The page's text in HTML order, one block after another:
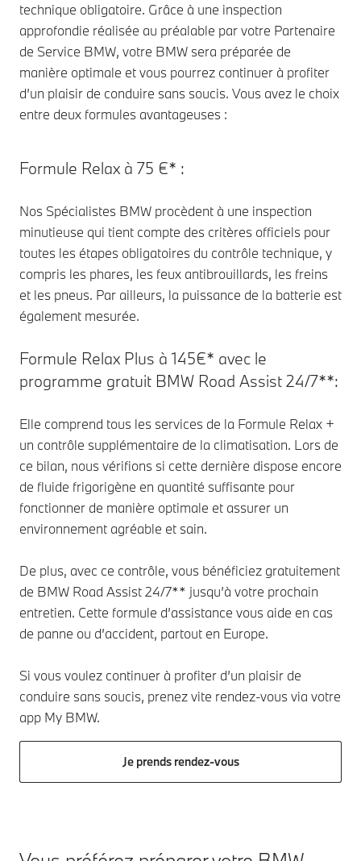
technique obligatoire. Grâce à une inspection
approfondie réalisée au préalable par votre Partenaire
de Service BMW, votre BMW sera préparée de
manière optimale et vous pourrez continuer à profiter
d’un plaisir de conduire sans soucis. Vous avez le choix
entre deux formules avantageuses :
Formule Relax à 75 €* :
Nos Spécialistes BMW procèdent à une inspection
minutieuse qui tient compte des critères officiels pour
toutes les étapes obligatoires du contrôle technique, y
compris les phares, les feux antibrouillards, les freins
et les pneus. Par ailleurs, la puissance de la batterie est
également mesurée.
Formule Relax Plus à 145€* avec le
programme gratuit BMW Road Assist 24/7**:
Elle comprend tous les services de la Formule Relax +
un contrôle supplémentaire de la climatisation. Lors de
ce bilan, nous vérifions si cette dernière dispose encore
de fluide frigorigène en quantité suffisante pour
fonctionner de manière optimale et assurer un
environnement agréable et sain.
De plus, avec ce contrôle, vous bénéficiez gratuitement
de BMW Road Assist 24/7** jusqu’à votre prochain
entretien. Cette formule d’assistance vous aide en cas
de panne ou d’accident, partout en Europe.
Si vous voulez continuer à profiter d’un plaisir de
conduire sans soucis, prenez vite rendez-vous via votre
app My BMW.
Je prends rendez-vous